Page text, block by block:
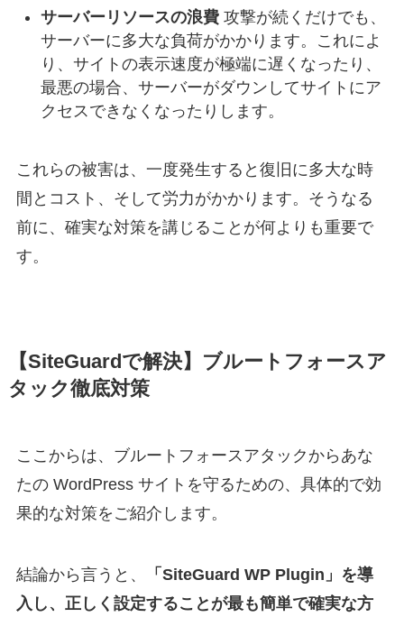
サーバーリソースの浪費攻撃が続くだけでも、
サーバーに多大な負荷がかかります。これによ
り、サイトの表示速度が極端に遅くなったり、
最悪の場合、サーバーがダウンしてサイトにア
クセスできなくなったりします。
これらの被害は、一度発生すると復旧に多大な時
間とコスト、そして労力がかかります。そうなる
前に、確実な対策を講じることが何よりも重要で
す。
【SiteGuardで解決】ブルートフォースア
タック徹底対策
ここからは、ブルートフォースアタックからあな
たの WordPress サイトを守るための、具体的で効
果的な対策をご紹介します。
結論から言うと、
「SiteGuard WP Plugin」を導
入し、正しく設定することが最も簡単で確実な方